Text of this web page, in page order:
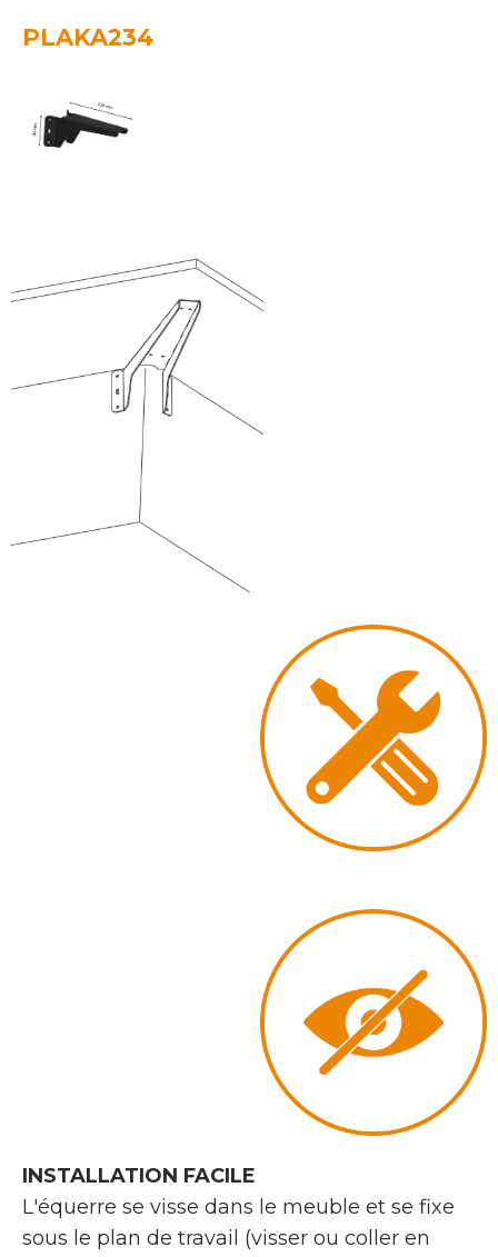
PLAKA234
INSTALLATION FACILE
L'équerre se visse dans le meuble et se fixe
sous le plan de travail (visser ou coller en